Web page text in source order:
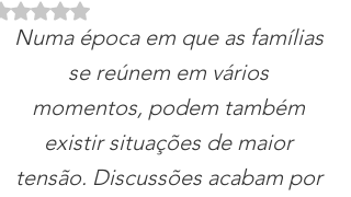
Avaliado com NaN de 5 estrelas.
Numa época em que as famílias
se reúnem em vários
momentos, podem também
existir situações de maior
tensão. Discussões acabam por